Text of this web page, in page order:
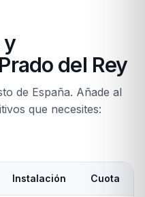
y
del Rey
de España. Añade al
que necesites:
Instalación Cuota